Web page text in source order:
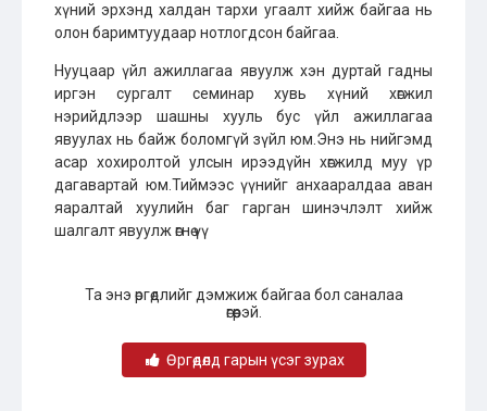
хүний эрхэнд халдан тархи угаалт хийж байгаа нь
олон баримтуудаар нотлогдсон байгаа.
Нууцаар үйл ажиллагаа явуулж хэн дуртай гадны
иргэн сургалт семинар хувь хүний хөгжил
нэрийдлээр шашны хууль бус үйл ажиллагаа
явуулах нь байж боломгүй зүйл юм.Энэ нь нийгэмд
асар хохиролтой улсын ирээдүйн хөгжилд муу үр
дагавартай юм.Тиймээс үүнийг анхааралдаа аван
яаралтай хуулийн баг гарган шинэчлэлт хийж
шалгалт явуулж өгнө үү
Та энэ өргөдлийг дэмжиж байгаа бол саналаа
өгөөрэй.
Өргөдөлд гарын үсэг зурах